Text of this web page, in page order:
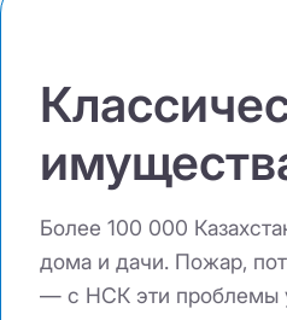
Медицина
ПродлитьОплатитьПроверить
Автострахование
ОС ГПО ВТС
Добровольное для
Все продукты
Продлить Оплатить
КАСКО
ОС ГПО ВТС
Более 100 000
дома и дачи. Пожар,
— с НСК эти проблемы